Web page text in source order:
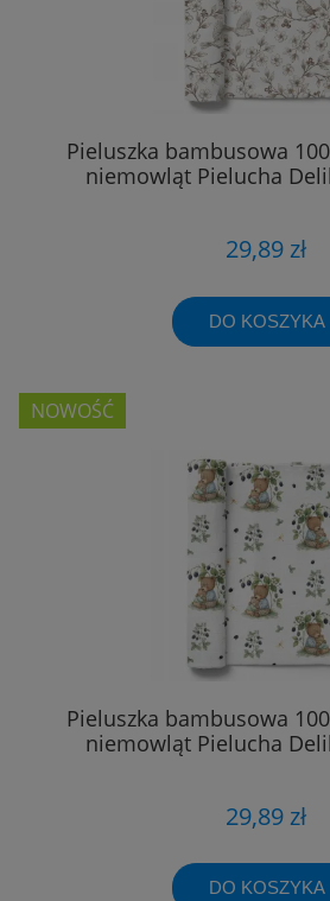
Pieluszka bambusowa
niemowląt Pielucha
29,89 zł
DO KOSZYKA
Pieluszka bambusowa
niemowląt Pielucha
29,89 zł
DO KOSZYKA
NOWOŚĆ